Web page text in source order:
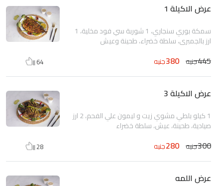
عرض الاكيلة 1
سمكة بوري سنجاري، 1 شوربة سي فود مخلية، 1
ارز بالجمبري، سلطة خضراء، طحينة وعيش
445جنيه 380جنيه 64
عرض الاكيلة 3
1 كيلو بلطي مشوي زيت و ليمون علي الفحم، 2 ارز
صيادية، طحينة، عيش، سلطة خضراء
300جنيه 280جنيه 28
عرض اللمه